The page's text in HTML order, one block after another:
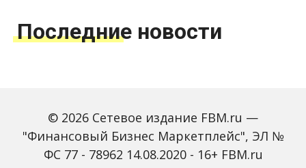
Последние новости
зарплаты?
платежках на зарплату
© 2026 Сетевое издание FBM.ru —
"Финансовый Бизнес Маркетплейс", ЭЛ №
ФС 77 - 78962 14.08.2020 - 16+ FBM.ru